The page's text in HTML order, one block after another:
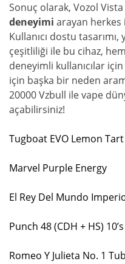
Sonuç olarak, Vozol
deneyimi arayan herkes
Kullanıcı dostu
çeşitliliği ile bu cihaz,
deneyimli kullanıcılar
için başka bir neden
20000 Vzbull ile vape
açabilirsiniz!
Tugboat EVO Lemon
Marvel Purple Energy
El Rey Del Mundo
Punch 48 (CDH + HS)
Romeo Y Julieta No. 1